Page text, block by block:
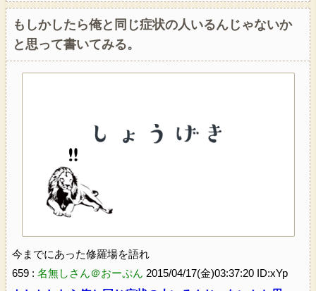
もしかしたら俺と同じ症状の人いるんじゃないか
と思って書いてみる。
今までにあった修羅場を語れ
659 : 名無しさん＠おーぷん 2015/04/17(金)03:37:20 ID:xYp